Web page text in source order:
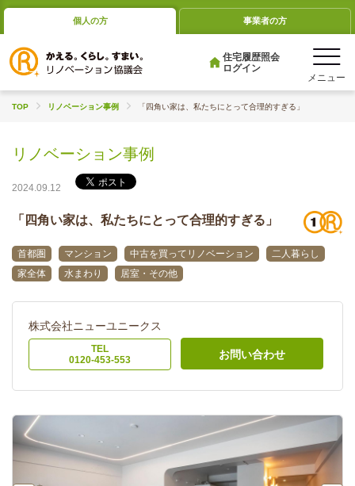
個人の方 事業者の方
住宅履歴照会
ログイン
TOP リノベーション事例 「四角い家は、私たちにとって合理的すぎる」
リノベーション事例
2024.09.12
「四角い家は、私たちにとって合理的すぎる」
首都圏 マンション 中古を買ってリノベーション 二人暮らし
家全体 水まわり 居室・その他
株式会社ニューユニークス
TEL
0120-453-553
お問い合わせ